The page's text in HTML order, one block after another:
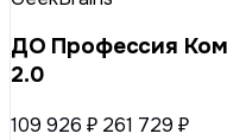
ДО Профессия
2.0
109 926 ₽ 261 729 ₽